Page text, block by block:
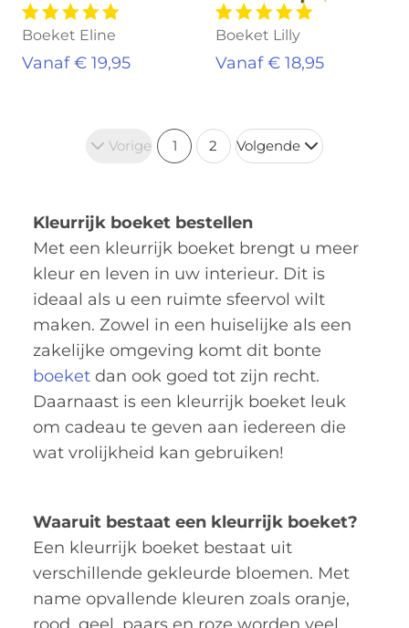
Boeket Eline
Vanaf € 19,95
Boeket Lilly
Vanaf € 18,95
Vorige 1 2 Volgende
Kleurrijk boeket bestellen
Met een kleurrijk boeket brengt u meer
kleur en leven in uw interieur. Dit is
ideaal als u een ruimte sfeervol wilt
maken. Zowel in een huiselijke als een
zakelijke omgeving komt dit bonte
boeket dan ook goed tot zijn recht.
Daarnaast is een kleurrijk boeket leuk
om cadeau te geven aan iedereen die
wat vrolijkheid kan gebruiken!
Waaruit bestaat een kleurrijk boeket?
Een kleurrijk boeket bestaat uit
verschillende gekleurde bloemen. Met
name opvallende kleuren zoals oranje,